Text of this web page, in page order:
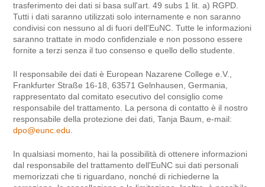
trasferimento dei dati si basa sull'art. 49 subs 1 lit. a) RGPD.
Tutti i dati saranno utilizzati solo internamente e non saranno
condivisi con nessuno al di fuori dell'EuNC. Tutte le informazioni
saranno trattate in modo confidenziale e non possono essere
fornite a terzi senza il tuo consenso e quello dello studente.
Il responsabile dei dati è European Nazarene College e.V.,
Frankfurter Straße 16-18, 63571 Gelnhausen, Germania,
rappresentato dal comitato esecutivo del consiglio come
responsabile del trattamento. La persona di contatto è il nostro
responsabile della protezione dei dati, Tanja Baum, e-mail:
dpo@eunc.edu
In qualsiasi momento, hai la possibilità di ottenere informazioni
dal responsabile del trattamento dell'EuNC sui dati personali
memorizzati che ti riguardano, nonché di richiederne la